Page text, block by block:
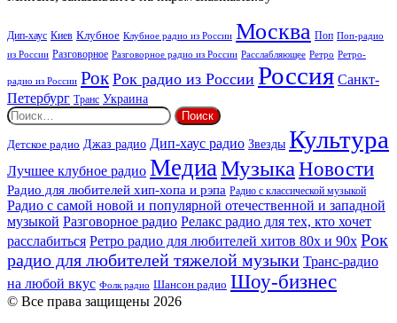
Дип-хаус Киев Клубное Клубное радио из России Москва Поп Поп-радио
из России Разговорное Разговорное радио из России Расслабляющее Ретро Ретро-
радио из России Рок Рок радио из России Россия Санкт-
Петербург Транс Украина
Найти:
Детское радио Джаз радио Дип-хаус радио Звезды Культура
Лучшее клубное радио МедиаМузыкаНовости
Радио для любителей хип-хопа и рэпа Радио с классической музыкой
Радио с самой новой и популярной отечественной и западной
музыкой Разговорное радио Релакс радио для тех, кто хочет
расслабиться Ретро радио для любителей хитов 80х и 90х Рок
радио для любителей тяжелой музыки Транс-радио
на любой вкус Фолк радио Шансон радио Шоу-бизнес
© Все права защищены 2026